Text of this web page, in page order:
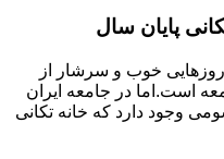
پایان سال
خوب و سرشار از
است.اما در جامعه ایران
وجود دارد که خانه تکانی